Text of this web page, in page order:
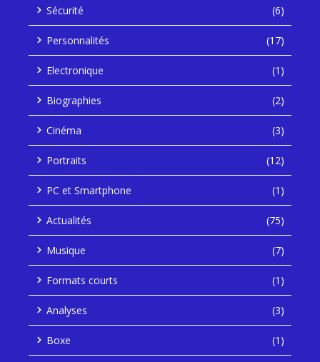
Sécurité (6)
Personnalités (17)
Electronique (1)
Biographies (2)
Cinéma (3)
Portraits (12)
PC et Smartphone (1)
Actualités (75)
Musique (7)
Formats courts (1)
Analyses (3)
Boxe (1)